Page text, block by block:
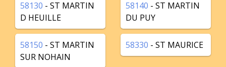
58130 - ST MARTIN
D HEUILLE
58140 - ST MARTIN
DU PUY
58150 - ST MARTIN
SUR NOHAIN
58330 - ST MAURICE